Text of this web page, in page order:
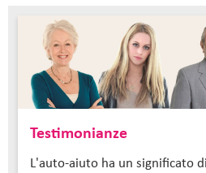
Testimonianze
L'auto-aiuto ha un significato